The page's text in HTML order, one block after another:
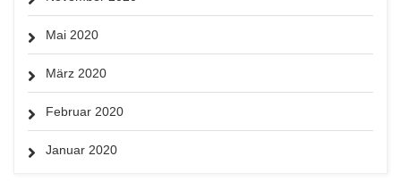
Mai 2020
März 2020
Februar 2020
Januar 2020